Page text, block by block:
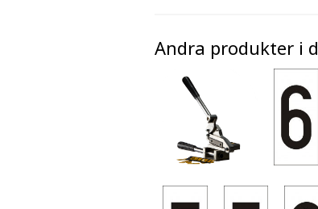
Andra produkter i